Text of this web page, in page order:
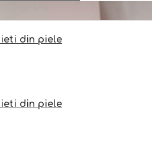
din piele
exterior
din piele
din piele